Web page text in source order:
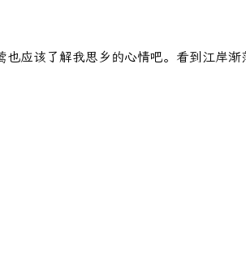
应该了解我思乡的心情吧。看到江岸渐